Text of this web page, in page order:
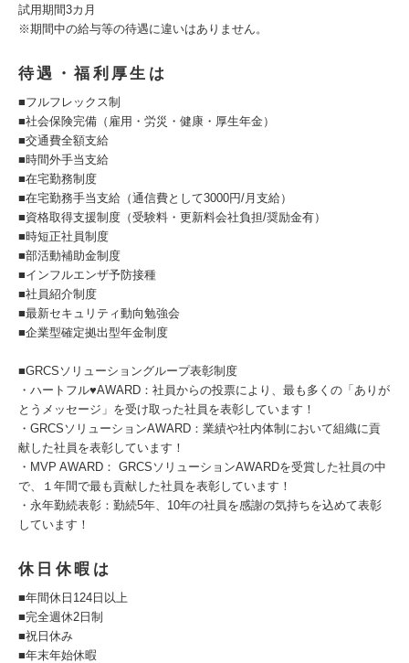
試用期間3カ月
※期間中の給与等の待遇に違いはありません。
待遇・福利厚生は
■フルフレックス制
■社会保険完備（雇用・労災・健康・厚生年金）
■交通費全額支給
■時間外手当支給
■在宅勤務制度
■在宅勤務手当支給（通信費として3000円/月支給）
■資格取得支援制度（受験料・更新料会社負担/奨励金有）
■時短正社員制度
■部活動補助金制度
■インフルエンザ予防接種
■社員紹介制度
■最新セキュリティ動向勉強会
■企業型確定拠出型年金制度
■GRCSソリューショングループ表彰制度
・ハートフル♥AWARD：社員からの投票により、最も多くの「ありが
とうメッセージ」を受け取った社員を表彰しています！
・GRCSソリューションAWARD：業績や社内体制において組織に貢
献した社員を表彰しています！
・MVP AWARD： GRCSソリューションAWARDを受賞した社員の中
で、１年間で最も貢献した社員を表彰しています！
・永年勤続表彰：勤続5年、10年の社員を感謝の気持ちを込めて表彰
しています！
休日休暇は
■年間休日124日以上
■完全週休2日制
■祝日休み
■年末年始休暇